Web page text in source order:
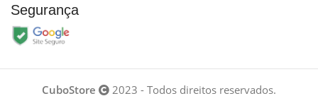
Segurança
CuboStore 2023 - Todos direitos reservados.